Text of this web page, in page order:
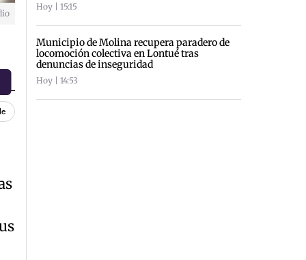
Hoy | 15:15
Municipio de Molina recupera paradero de
locomoción colectiva en Lontué tras
denuncias de inseguridad
Hoy | 14:53